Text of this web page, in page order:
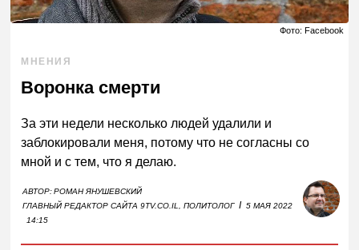
Фото: Facebook
МНЕНИЯ
Воронка смерти
За эти недели несколько людей удалили и
заблокировали меня, потому что не согласны со
мной и с тем, что я делаю.
АВТОР:РОМАН ЯНУШЕВСКИЙ
ГЛАВНЫЙ РЕДАКТОР САЙТА 9TV.CO.IL, ПОЛИТОЛОГ I 5 МАЯ 2022
14:15